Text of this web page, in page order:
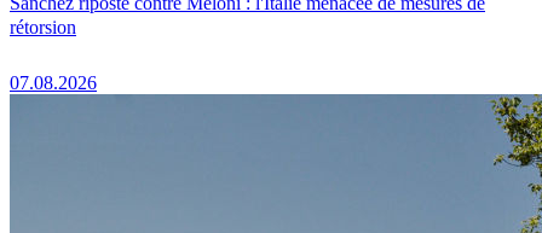
rétorsion
07.08.2026